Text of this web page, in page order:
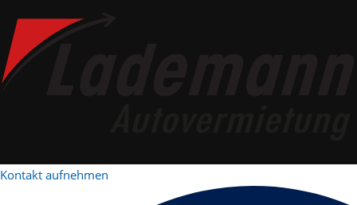
Kontakt aufnehmen